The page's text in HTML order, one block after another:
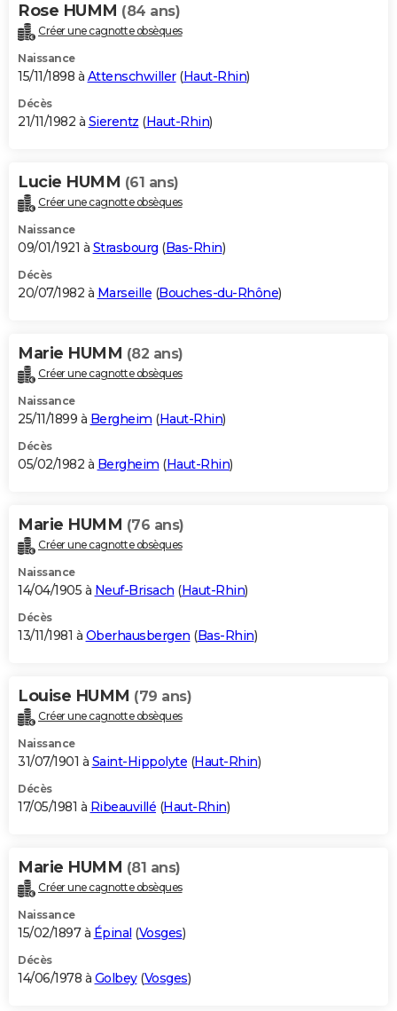
Rose HUMM (84 ans)
Créer une cagnotte obsèques
Naissance
15/11/1898 à Attenschwiller(Haut-Rhin)
Décès
21/11/1982 à Sierentz (Haut-Rhin)
Lucie HUMM (61 ans)
Créer une cagnotte obsèques
Naissance
09/01/1921 à Strasbourg (Bas-Rhin)
Décès
20/07/1982 à Marseille (Bouches-du-Rhône)
Marie HUMM (82 ans)
Créer une cagnotte obsèques
Naissance
25/11/1899 à Bergheim (Haut-Rhin)
Décès
05/02/1982 à Bergheim (Haut-Rhin)
Marie HUMM (76 ans)
Créer une cagnotte obsèques
Naissance
14/04/1905 à Neuf-Brisach (Haut-Rhin)
Décès
13/11/1981 à Oberhausbergen (Bas-Rhin)
Louise HUMM (79 ans)
Créer une cagnotte obsèques
Naissance
31/07/1901 à Saint-Hippolyte (Haut-Rhin)
Décès
17/05/1981 à Ribeauvillé (Haut-Rhin)
Marie HUMM (81 ans)
Créer une cagnotte obsèques
Naissance
15/02/1897 à Épinal (Vosges)
Décès
14/06/1978 à Golbey(Vosges)